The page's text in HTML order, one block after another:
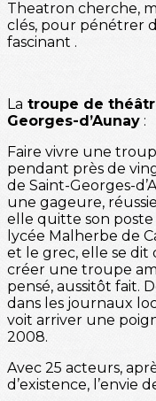
Theatron cherche,
clés, pour pénétrer
fascinant .
La troupe de
Georges-d’Aunay :
Faire vivre une
pendant près de
de Saint-Georges-
une gageure,
elle quitte son
lycée Malherbe de
et le grec, elle se dit
créer une troupe
pensé, aussitôt fait.
dans les journaux
voit arriver une
2008.
Avec 25 acteurs,
d’existence, l’envie